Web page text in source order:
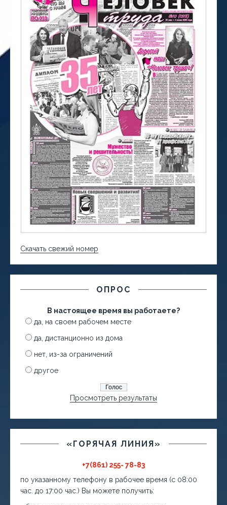
Скачать свежий номер
ОПРОС
В настоящее время вы работаете?
да, на своем рабочем месте
да, дистанционно из дома
нет, из-за ограничений
другое
Просмотреть результаты
«ГОРЯЧАЯ ЛИНИЯ»
+7(861) 255- 78-83
по указанному телефону в рабочее время (с 08:00
час. до 17:00 час.) Вы можете получить: